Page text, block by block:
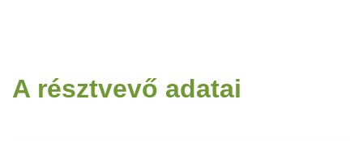
A résztvevő adatai